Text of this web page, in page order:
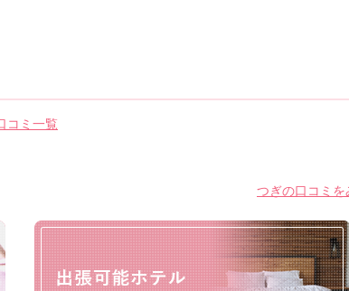
コミ一覧
つぎの口コミを